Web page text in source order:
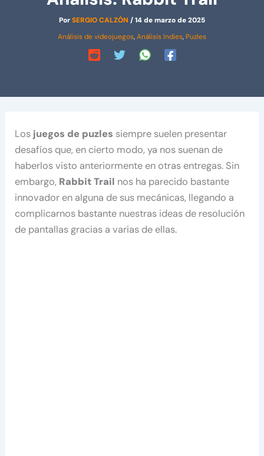
PorSERGIO CALZÓN /14 de marzo de 2025
Análisis de videojuegos,Análisis Indies, Puzles
Los juegos de puzles siempre suelen presentar
desafíos que, en cierto modo, ya nos suenan de
haberlos visto anteriormente en otras entregas. Sin
embargo, Rabbit Trail nos ha parecido bastante
innovador en alguna de sus mecánicas, llegando a
complicarnos bastante nuestras ideas de resolución
de pantallas gracias a varias de ellas.